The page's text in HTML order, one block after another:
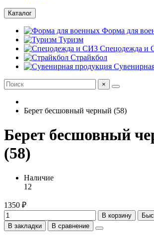
Каталог
Форма для
Туризм
Спецодежда и
Страйкбол
×
Берет бесшовный черный (58)
Берет бесшовный
(58)
Наличие
12
1350 ₽
В корзину
В закладки
В сравнение